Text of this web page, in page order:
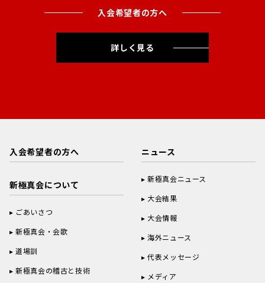
入会希望者の方へ
詳しく見る
入会希望者の方へ
新極真会について
ごあいさつ
新極真会・会歌
道場訓
新極真会の稽古と技術
ニュース
新極真会ニュース
大会結果
大会情報
海外ニュース
代表メッセージ
メディア